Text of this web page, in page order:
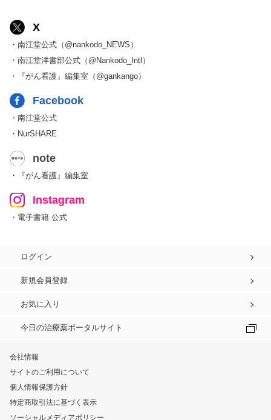
X
・南江堂公式（@nankodo_NEWS）
・南江堂洋書部公式（@Nankodo_Intl）
・『がん看護』編集室（@gankango）
Facebook
・南江堂公式
・NurSHARE
note
・『がん看護』編集室
Instagram
・電子書籍 公式
ログイン
新規会員登録
お気に入り
今日の治療薬ポータルサイト
会社情報
サイトのご利用について
個人情報保護方針
特定商取引法に基づく表示
ソーシャルメディアポリシー